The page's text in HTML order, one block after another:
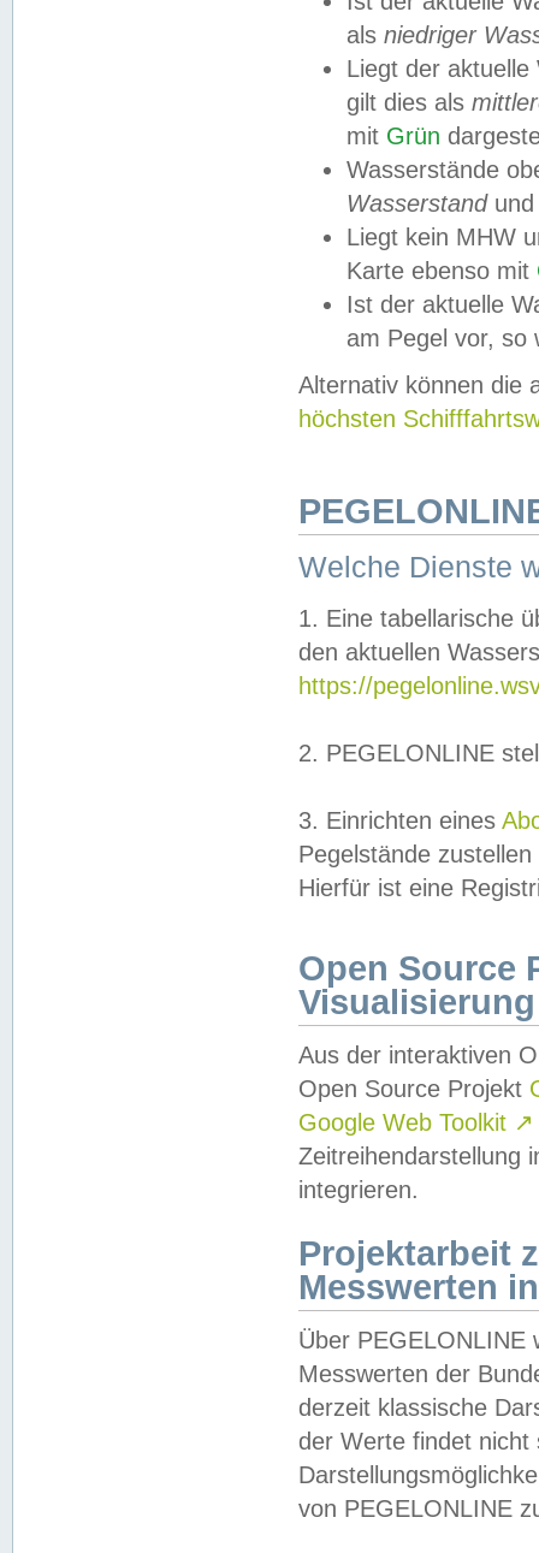
als niedriger
Liegt der
gilt dies als
mit Grün
Wasserstände
Wasserstandund
Liegt kein MHW
Karte ebenso mit
Ist der aktuelle
am Pegel vor,
Alternativ können die
höchsten
Welche Dienste
1. Eine tabellarische
den aktuellen
https://
2. PEGELONLINE
3. Einrichten eines
Pegelstände
Hierfür ist eine
Open Source
Visualisierung
Aus der interaktiven
Open Source Projekt
Google Web Toolkit ↗
Zeitreihendarstellung
integrieren.
Projektarbeit
Messwerten
Über PEGELONLINE
Messwerten der
derzeit klassische
der Werte findet
von PEGELONLINE